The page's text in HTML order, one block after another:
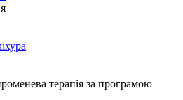
терапія за програмою